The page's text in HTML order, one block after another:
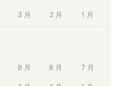
3 月 2 月 1 月
9 月 8 月 7 月